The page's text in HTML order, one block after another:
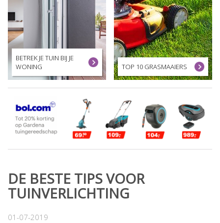
BETREK JE TUIN BIJ JE
WONING
TOP 10 GRASMAAIERS
DE BESTE TIPS VOOR
TUINVERLICHTING
01-07-2019